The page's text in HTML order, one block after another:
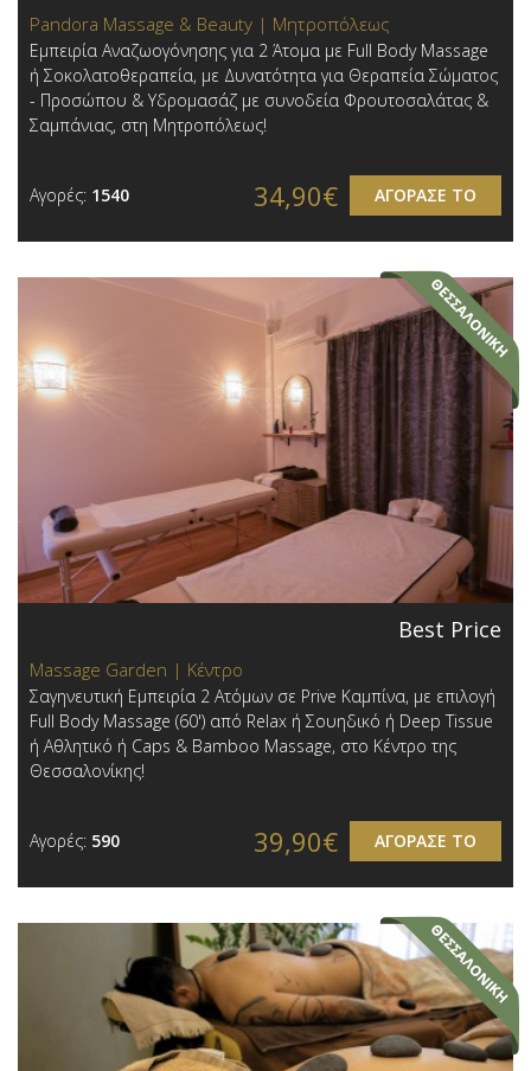
Pandora Massage & Beauty | Μητροπόλεως
Εμπειρία Αναζωογόνησης για 2 Άτομα με Full Body Massage
ή Σοκολατοθεραπεία, με Δυνατότητα για Θεραπεία Σώματος
- Προσώπου & Υδρομασάζ με συνοδεία Φρουτοσαλάτας &
Σαμπάνιας, στη Μητροπόλεως!
Αγορές: 1540 ΑΓΟΡΑΣΕ ΤΟ
34,90€
Best Price
Massage Garden | Κέντρο
Σαγηνευτική Εμπειρία 2 Ατόμων σε Prive Καμπίνα, με επιλογή
Full Body Massage (60') από Relax ή Σουηδικό ή Deep Tissue
ή Αθλητικό ή Caps & Bamboo Massage, στο Κέντρο της
Θεσσαλονίκης!
Αγορές: 590 ΑΓΟΡΑΣΕ ΤΟ
39,90€